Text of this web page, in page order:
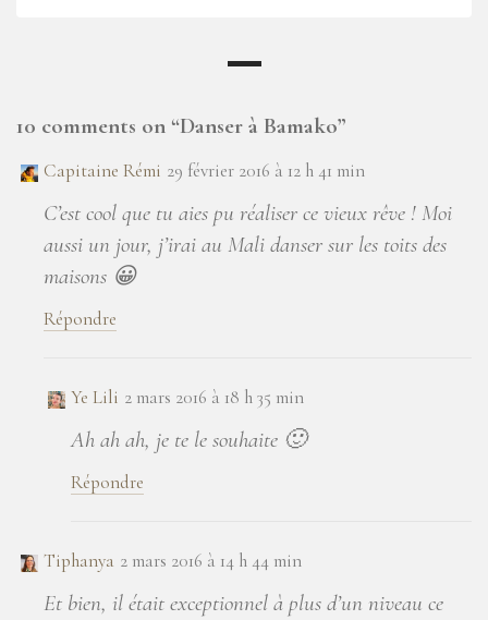
10 comments on “Danser à Bamako”
Capitaine Rémi 29 février 2016 à 12 h 41 min
C’est cool que tu aies pu réaliser ce vieux rêve ! Moi
aussi un jour, j’irai au Mali danser sur les toits des
maisons 😀
Répondre
Ye Lili 2 mars 2016 à 18 h 35 min
Ah ah ah, je te le souhaite 🙂
Répondre
Tiphanya 2 mars 2016 à 14 h 44 min
Et bien, il était exceptionnel à plus d’un niveau ce